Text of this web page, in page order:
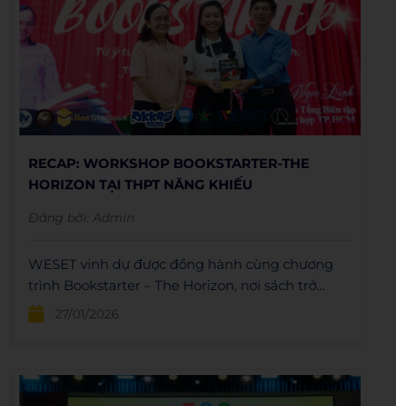
RECAP: WORKSHOP BOOKSTARTER-THE
HORIZON TẠI THPT NĂNG KHIẾU
Đăng bởi: Admin
WESET vinh dự được đồng hành cùng chương
trình Bookstarter – The Horizon, nơi sách trở
thành điểm chạm kết nối những người trẻ
27/01/2026